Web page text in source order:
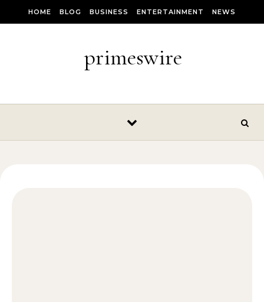
HOME BLOG BUSINESS ENTERTAINMENT NEWS
primeswire